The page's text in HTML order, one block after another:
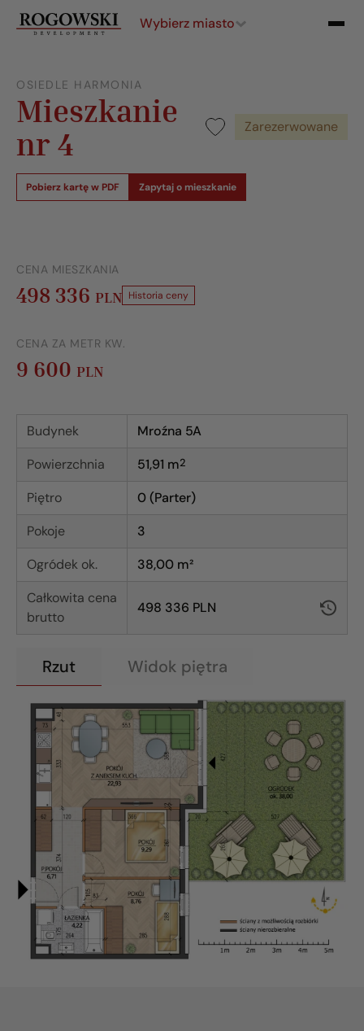
Wybierz miasto
OSIEDLE HARMONIA
Mieszkanie
nr 4
Zarezerwowane
Pobierz kartę w PDF Zapytaj o mieszkanie
CENA MIESZKANIA
498 336 PLN Historia ceny
CENA ZA METR KW.
9 600 PLN
Budynek
Mroźna 5A
Powierzchnia
51,91 m2
Piętro
0 (Parter)
Pokoje
3
Ogródek ok.
38,00 m²
Całkowita cena
brutto
498 336 PLN
Rzut Widok piętra